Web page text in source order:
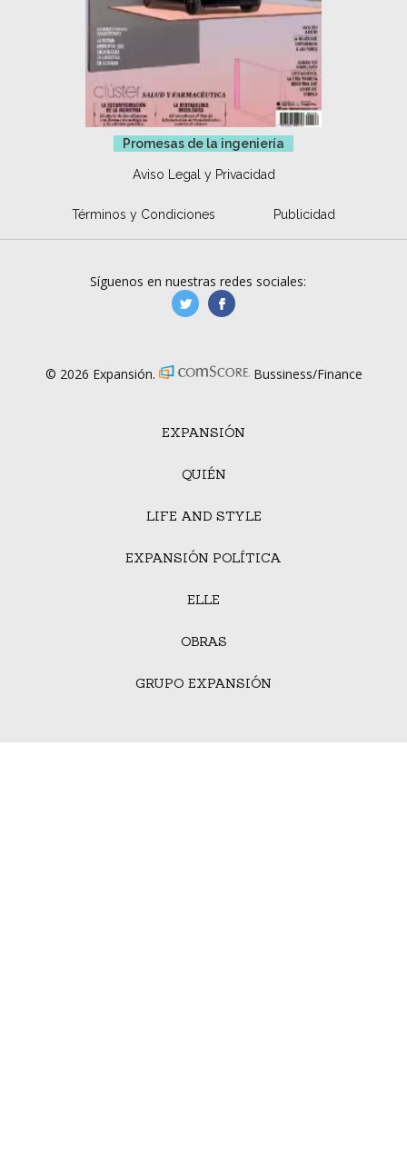
Promesas de la ingeniería
Aviso Legal y Privacidad
Términos y Condiciones Publicidad
EXPANSIÓN
QUIÉN
LIFE AND STYLE
EXPANSIÓN POLÍTICA
ELLE
OBRAS
GRUPO EXPANSIÓN
Síguenos en nuestras redes sociales:
manufacturaGE
© 2026 Expansión. Bussiness/Finance